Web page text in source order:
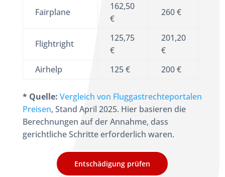
Fairplane
162,50
€
260 €
Flightright
125,75
€
201,20
€
Airhelp
125 € 200 €
* Quelle: Vergleich von Fluggastrechteportalen
Preisen, Stand April 2025. Hier basieren die
Berechnungen auf der Annahme, dass
gerichtliche Schritte erforderlich waren.
Entschädigung prüfen